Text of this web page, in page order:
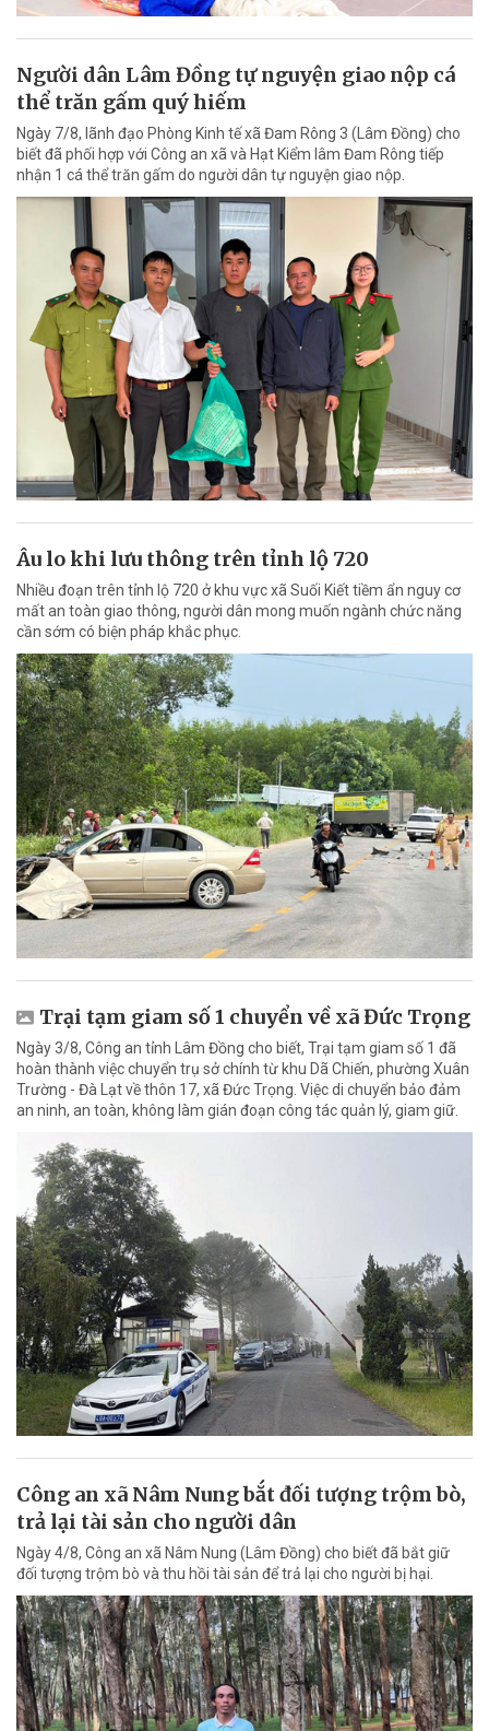
Người dân Lâm Đồng tự nguyện giao nộp cá
thể trăn gấm quý hiếm
Ngày 7/8, lãnh đạo Phòng Kinh tế xã Đam Rông 3 (Lâm Đồng) cho
biết đã phối hợp với Công an xã và Hạt Kiểm lâm Đam Rông tiếp
nhận 1 cá thể trăn gấm do người dân tự nguyện giao nộp.
Âu lo khi lưu thông trên tỉnh lộ 720
Nhiều đoạn trên tỉnh lộ 720 ở khu vực xã Suối Kiết tiềm ẩn nguy cơ
mất an toàn giao thông, người dân mong muốn ngành chức năng
cần sớm có biện pháp khắc phục.
Trại tạm giam số 1 chuyển về xã Đức Trọng
Ngày 3/8, Công an tỉnh Lâm Đồng cho biết, Trại tạm giam số 1 đã
hoàn thành việc chuyển trụ sở chính từ khu Dã Chiến, phường Xuân
Trường - Đà Lạt về thôn 17, xã Đức Trọng. Việc di chuyển bảo đảm
an ninh, an toàn, không làm gián đoạn công tác quản lý, giam giữ.
Công an xã Nâm Nung bắt đối tượng trộm bò,
trả lại tài sản cho người dân
Ngày 4/8, Công an xã Nâm Nung (Lâm Đồng) cho biết đã bắt giữ
đối tượng trộm bò và thu hồi tài sản để trả lại cho người bị hại.